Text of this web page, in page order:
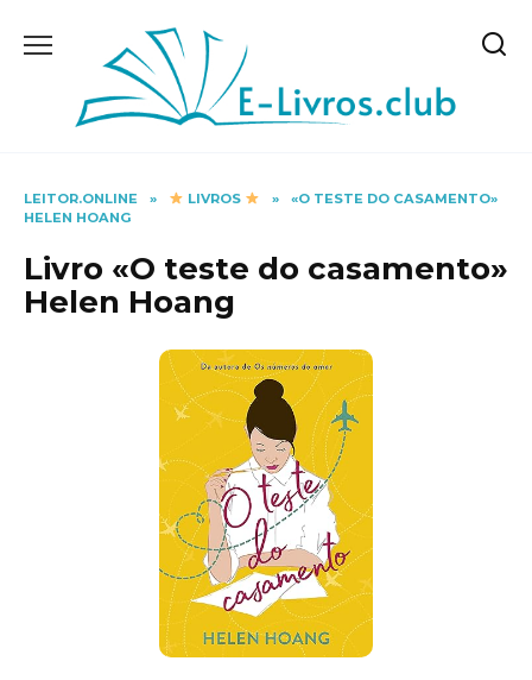
LEITOR.ONLINE » LIVROS »
«O TESTE DO CASAMENTO»
HELEN HOANG
Livro «O teste do casamento»
Helen Hoang